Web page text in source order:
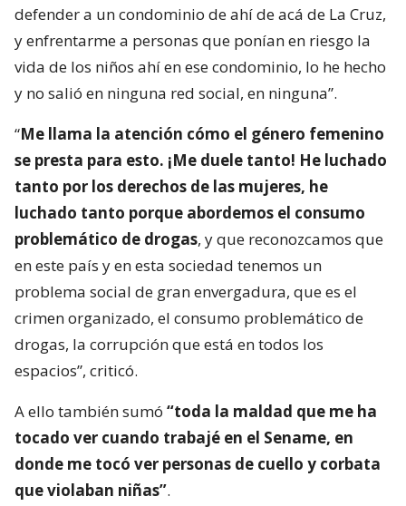
defender a un condominio de ahí de acá de La Cruz,
y enfrentarme a personas que ponían en riesgo la
vida de los niños ahí en ese condominio, lo he hecho
y no salió en ninguna red social, en ninguna”.
“Me llama la atención cómo el género femenino
se presta para esto. ¡Me duele tanto! He luchado
tanto por los derechos de las mujeres, he
luchado tanto porque abordemos el consumo
problemático de drogas, y que reconozcamos que
en este país y en esta sociedad tenemos un
problema social de gran envergadura, que es el
crimen organizado, el consumo problemático de
drogas, la corrupción que está en todos los
espacios”, criticó.
A ello también sumó “toda la maldad que me ha
tocado ver cuando trabajé en el Sename, en
donde me tocó ver personas de cuello y corbata
que violaban niñas”.